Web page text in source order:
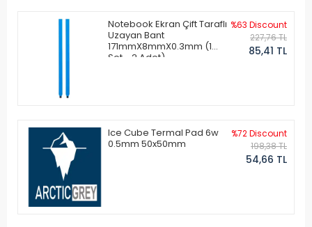
Notebook Ekran Çift Taraflı
Uzayan Bant
171mmX8mmX0.3mm (1
Set - 2 Adet)
%63 Discount
227,76 TL
85,41 TL
Ice Cube Termal Pad 6w
0.5mm 50x50mm
%72 Discount
198,38 TL
54,66 TL